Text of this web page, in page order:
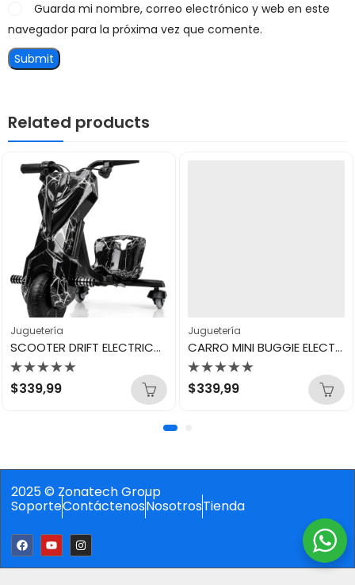
Guarda mi nombre, correo electrónico y web en este
navegador para la próxima vez que comente.
Related products
Juguetería
SCOOTER DRIFT ELECTRICO 360º
Valorado
con
$339,99
Juguetería
CARRO MINI BUGGIE ELECTRICO
Valorado
con
$339,99
2025 © Zonatech Group
SoporteContáctenosNosotrosTienda